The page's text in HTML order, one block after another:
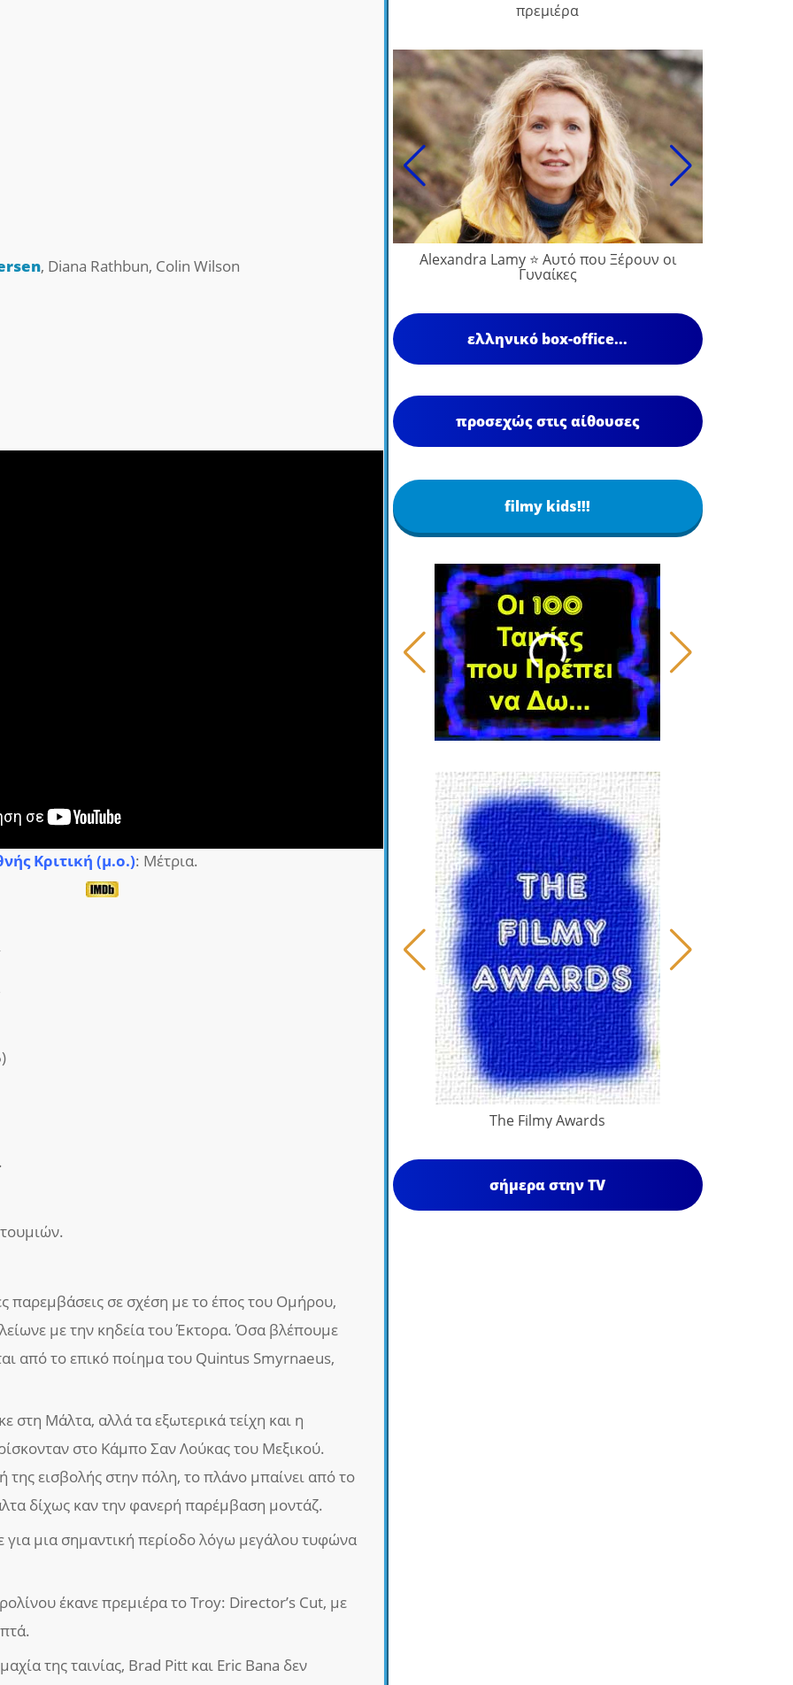
, Diana Rathbun, Colin Wilson
Κριτική (μ.ο.): Μέτρια.
παρεμβάσεις σε σχέση με το έπος του Ομήρου,
με την κηδεία του Έκτορα. Όσα βλέπουμε
από το επικό ποίημα του Quintus Smyrnaeus,
στη Μάλτα, αλλά τα εξωτερικά τείχη και η
στο Κάμπο Σαν Λούκας του Μεξικού.
της εισβολής στην πόλη, το πλάνο μπαίνει από το
δίχως καν την φανερή παρέμβαση μοντάζ.
μια σημαντική περίοδο λόγω μεγάλου τυφώνα
έκανε πρεμιέρα το Troy: Director’s Cut, με
της ταινίας, Brad Pitt και Eric Bana δεν
πρεμιέρα
Alexandra Lamy ⭐ Αυτό που Ξέρουν οι
Γυναίκες
ελληνικό box-office...
προσεχώς στις αίθουσες
filmy kids!!!
The Filmy Awards
σήμερα στην TV